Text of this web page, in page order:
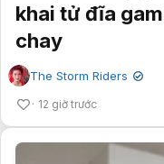
khai tử đĩa
chay
The Storm Riders ✔
12 giờ trước